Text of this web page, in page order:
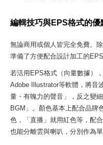
編輯技巧與EPS格式的優
無論商用或個人皆完全免費。
準備了方便配合設計加工的EPS
若活用EPS格式（向量數據）
Adobe Illustrator等軟體，將音
量・有魄力的聲音」，反之變
BGM」。顏色基本上配合品牌
色，「直播」就用紅色等，配
也能分離雲與喇叭，分別作為單